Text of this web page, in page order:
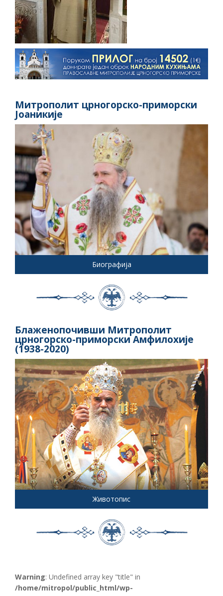
Митрополит црногорско-приморски
Јоаникије
Биографија
Блаженопочивши Митрополит
црногорско-приморски Амфилохије
(1938-2020)
Животопис
Warning: Undefined array key "title" in
/home/mitropol/public_html/wp-